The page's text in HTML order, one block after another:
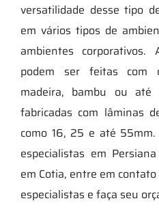
versatilidade desse tipo
em vários tipos de
ambientes
podem ser feitas com
madeira, bambu ou até
fabricadas com lâminas
como 16, 25 e até
especialistas em
em Cotia, entre em
especialistas e faça seu